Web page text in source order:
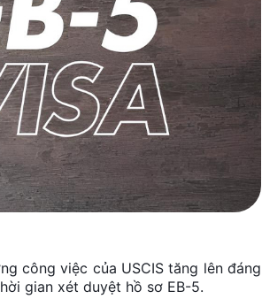
công việc của USCIS tăng lên đáng
gian xét duyệt hồ sơ EB-5.